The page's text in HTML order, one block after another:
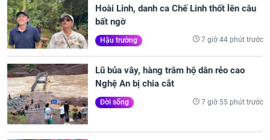
Hoài Linh, danh ca Chế Linh thốt lên câu
bất ngờ
Hậu trường 7 giờ 44 phút trước
Lũ bủa vây, hàng trăm hộ dân rẻo cao
Nghệ An bị chia cắt
Đời sống 7 giờ 55 phút trước